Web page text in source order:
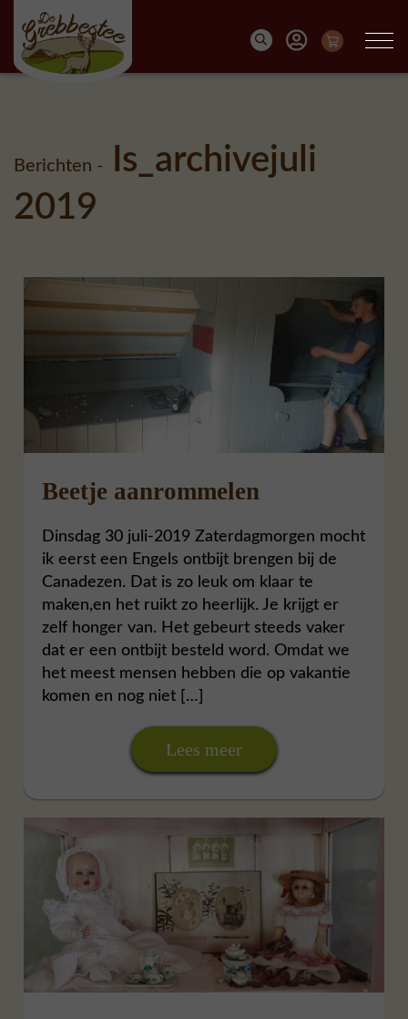
Berichten -
Is_archivejuli
2019
Beetje aanrommelen
Dinsdag 30 juli-2019 Zaterdagmorgen mocht
ik eerst een Engels ontbijt brengen bij de
Canadezen. Dat is zo leuk om klaar te
maken,en het ruikt zo heerlijk. Je krijgt er
zelf honger van. Het gebeurt steeds vaker
dat er een ontbijt besteld word. Omdat we
het meest mensen hebben die op vakantie
komen en nog niet […]
Lees meer